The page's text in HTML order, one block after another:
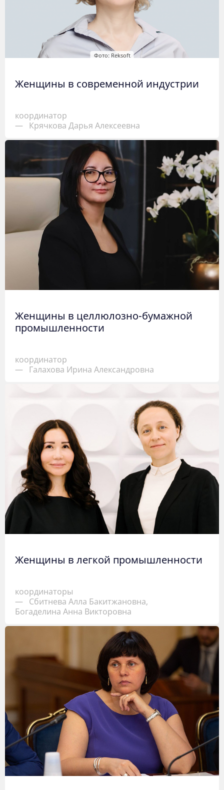
Фото: Reksoft
Женщины в современной индустрии
координатор
—
Крячкова Дарья Алексеевна
Женщины в целлюлозно-бумажной
промышленности
координатор
—
Галахова Ирина Александровна
Женщины в легкой промышленности
координаторы
—
Сбитнева Алла Бакитжановна,
Богаделина Анна Викторовна